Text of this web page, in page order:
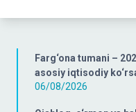
Farg‘ona tumani –
asosiy iqtisodiy
06/08/2026